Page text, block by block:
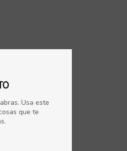
Usa este
que te